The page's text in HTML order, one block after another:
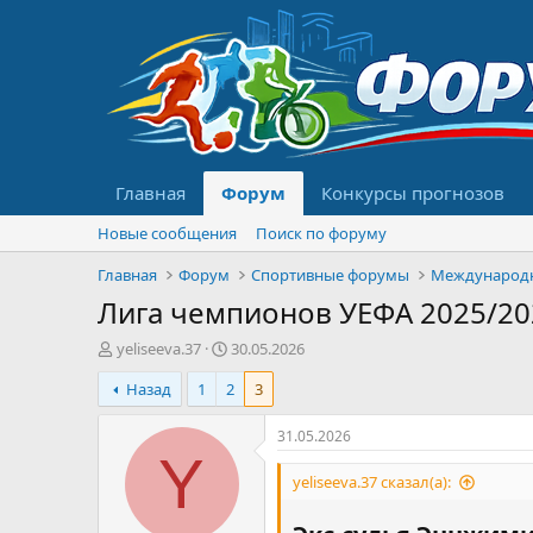
Главная Форум Конкурсы прогнозов
Новые сообщения
Поиск по форуму
Главная
Форум Спортивные форумы
Лига чемпионов УЕФА 2025/
А
в
т
о
м
yeliseeva.37
Д
а
т
а
а
ч
а
л
30.05.2026
Назад
1 2 3
Y
31.05.2026
yeliseeva.37 сказал(а):